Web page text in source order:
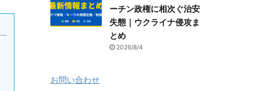
ーチン政権に相次ぐ治安
失態｜ウクライナ侵攻ま
とめ
2026/8/4
お問い合わせ